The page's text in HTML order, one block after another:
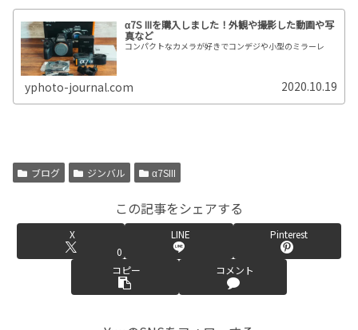
α7S IIIを購入しました！外観や撮影した動画や写
真など
コンパクトなカメラが好きでコンデジや小型のミラーレ
yphoto-journal.com 2020.10.19
ブログ ジンバル α7SIII
この記事をシェアする
X
0
LINE Pinterest
コピー コメント